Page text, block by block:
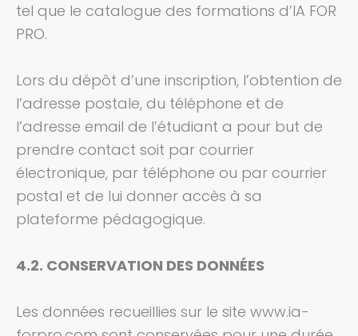
tel que le catalogue des formations d’IA FOR
PRO.
Lors du dépôt d’une inscription, l’obtention de
l’adresse postale, du téléphone et de
l’adresse email de l’étudiant a pour but de
prendre contact soit par courrier
électronique, par téléphone ou par courrier
postal et de lui donner accès à sa
plateforme pédagogique.
4.2. CONSERVATION DES DONNÉES
Les données recueillies sur le site www.ia-